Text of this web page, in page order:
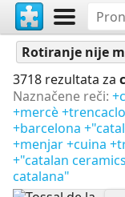
Slagalice
Rotiranje nije
3718 rezultata za
Naznačene reči:
+mercè
+barcelona
+menjar+cuina
+"catalan
catalana"